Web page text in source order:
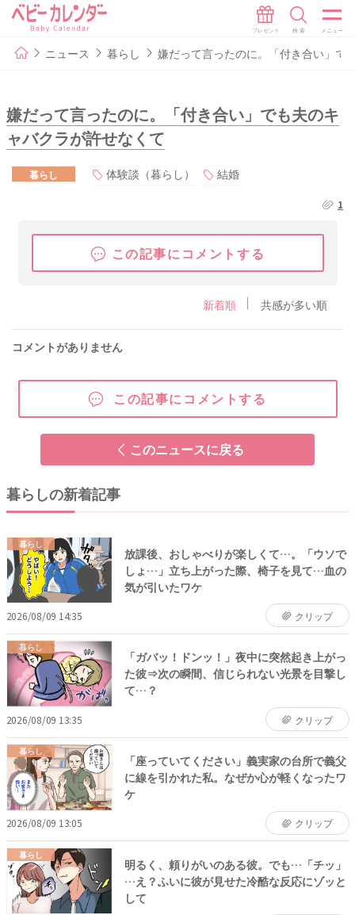
ニュース 暮らし 嫌だって言ったのに。「付き合い」で
嫌だって言ったのに。「付き合い」でも夫のキ
ャバクラが許せなくて
暮らし 体験談（暮らし） 結婚
1
この記事にコメントする
新着順 共感が多い順
コメントがありません
この記事にコメントする
このニュースに戻る
暮らしの新着記事
暮らし
放課後、おしゃべりが楽しくて…。「ウソで
しょ…」立ち上がった際、椅子を見て…血の
気が引いたワケ
2026/08/09 14:35 クリップ
暮らし
「ガバッ！ドンッ！」夜中に突然起き上がっ
た彼⇒次の瞬間、信じられない光景を目撃し
て…？
2026/08/09 13:35 クリップ
暮らし
「座っていてください」義実家の台所で義父
に線を引かれた私。なぜか心が軽くなったワ
ケ
2026/08/09 13:05 クリップ
暮らし
明るく、頼りがいのある彼。でも…「チッ」
…え？ふいに彼が見せた冷酷な反応にゾッと
して